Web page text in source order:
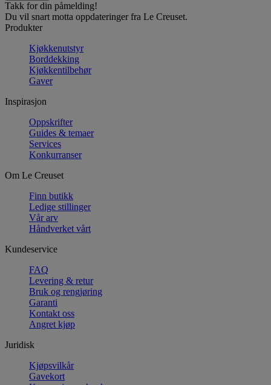
Takk for din påmelding!
Du vil snart motta oppdateringer fra Le Creuset.
Produkter
Kjøkkenutstyr
Borddekking
Kjøkkentilbehør
Gaver
Inspirasjon
Oppskrifter
Guides & temaer
Services
Konkurranser
Om Le Creuset
Finn butikk
Ledige stillinger
Vår arv
Håndverket vårt
Kundeservice
FAQ
Levering & retur
Bruk og rengjøring
Garanti
Kontakt oss
Angret kjøp
Juridisk
Kjøpsvilkår
Gavekort